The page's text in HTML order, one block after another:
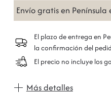
Envío gratis en
El plazo de entrega en
la confirmación del
El precio no incluye los
Más detalles